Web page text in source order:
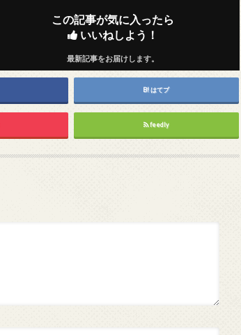
この記事が気に入ったら
いいねしよう！
最新記事をお届けします。
はてブ
feedly